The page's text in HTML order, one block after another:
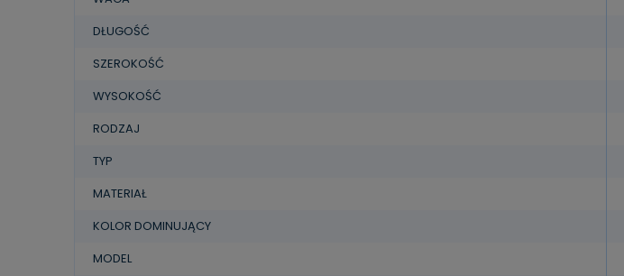
DŁUGOŚĆ
SZEROKOŚĆ
WYSOKOŚĆ
RODZAJ
TYP
MATERIAŁ
KOLOR DOMINUJĄCY
MODEL